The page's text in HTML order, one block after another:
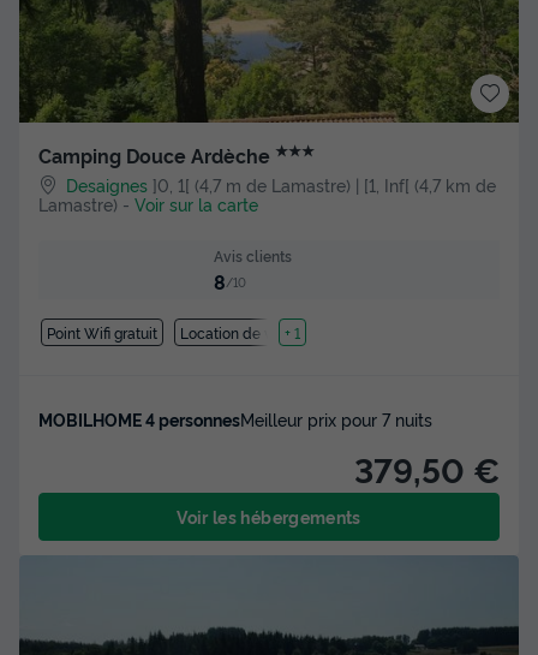
Camping Douce Ardèche ★★★
Desaignes ]0, 1[ (4,7 m de Lamastre) | [1, Inf[ (4,7 km de
Lamastre) - Voir sur la carte
Avis clients
8/10
Point Wifi gratuit Location de vélos
+ 1
MOBILHOME 4 personnesMeilleur prix pour 7 nuits
379,50 €
Voir les hébergements